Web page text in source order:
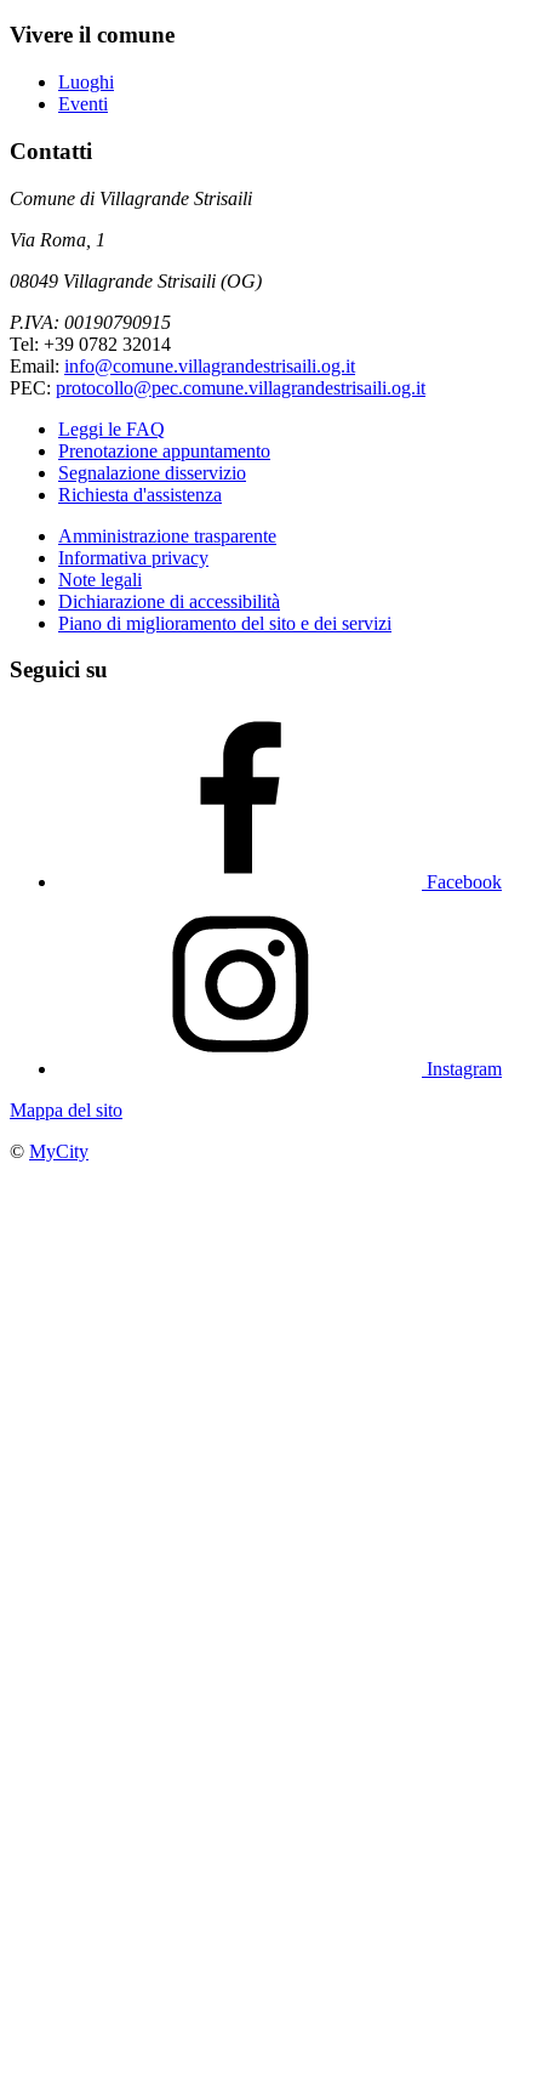
Vivere il comune
Luoghi
Eventi
Contatti
Comune di Villagrande Strisaili
Via Roma, 1
08049 Villagrande Strisaili (OG)
P.IVA: 00190790915
Tel: +39 0782 32014
Email: info@comune.villagrandestrisaili.og.it
PEC: protocollo@pec.comune.villagrandestrisaili.og.it
Leggi le FAQ
Prenotazione appuntamento
Segnalazione disservizio
Richiesta d'assistenza
Amministrazione trasparente
Informativa privacy
Note legali
Dichiarazione di accessibilità
Piano di miglioramento del sito e dei servizi
Seguici su
Facebook
Instagram
Mappa del sito
© MyCity